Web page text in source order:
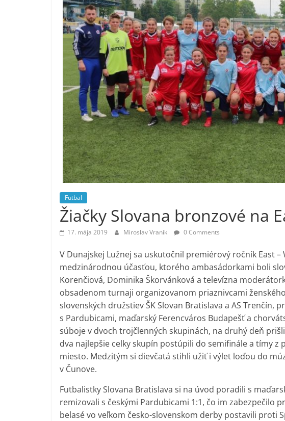
Futbal
Žiačky Slovana bronzové na
17. mája 2019 Miroslav Vraník 0 Comments
V Dunajskej Lužnej sa uskutočnil premiérový ročník East
medzinárodnou účasťou, ktorého ambasádorkami boli
Korenčiová, Dominika Škorvánková a televízna
obsadenom turnaji organizovanom priaznivcami
slovenských družstiev ŠK Slovan Bratislava a AS Trenčín,
s Pardubicami, maďarský Ferencváros Budapešť a
súboje v dvoch trojčlenných skupinách, na druhý deň
dva najlepšie celky skupín postúpili do semifinále a tímy
miesto. Medzitým si dievčatá stihli užiť i výlet loďou do
v Čunove.
Futbalistky Slovana Bratislava si na úvod poradili s
remizovali s českými Pardubicami 1:1, čo im zabezpečilo
belasé vo veľkom česko-slovenskom derby postavili proti